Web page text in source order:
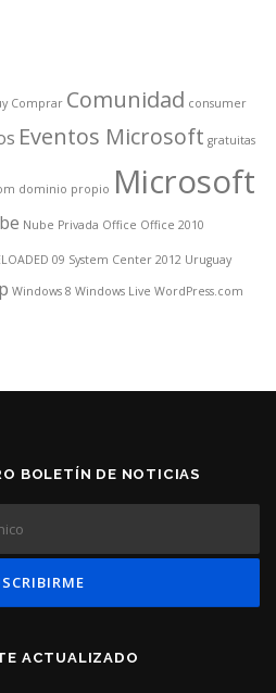
Comprar Comunidad consumer
Eventos Microsoft gratuitas
dominio propio Microsoft
Nube Privada Office Office 2010
09 System Center 2012 Uruguay
Windows 8 Windows Live WordPress.com
BOLETÍN DE NOTICIAS
ACTUALIZADO